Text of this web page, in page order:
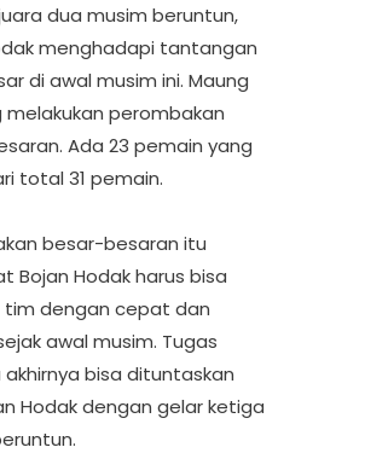
dua musim beruntun,
menghadapi tantangan
di awal musim ini. Maung
melakukan perombakan
Ada 23 pemain yang
total 31 pemain.
besar-besaran itu
Bojan Hodak harus bisa
tim dengan cepat dan
awal musim. Tugas
bisa dituntaskan
Hodak dengan gelar ketiga